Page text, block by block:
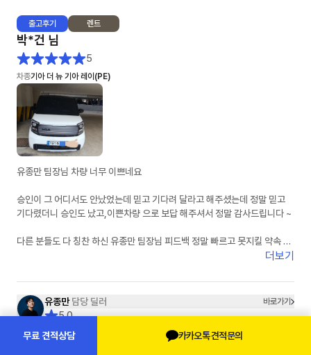
출고후기 렌트
박*건 님
5
차종기아 더 뉴 기아 레이(PE)
유종만 팀장님 차량 너무 이쁘네요
승인이 그 어디서도 안났었는데 믿고 기다려 달라고 해주셨는데 정말 믿고
기다렸더니 승인도 났고,이쁜차량 으로 보답 해주셔서 정말 감사드립니다 ~
다른 분들도 다 칭찬 하신 유종만 팀장님 피드백 정말 빠르고 못지킬 약속 안
잘 탈께요 유팀장님 감사드려요
더보기
유종만 담당 딜러 바로가기
5.0
고객님이 선택하실 유종은 유종만 입니다.
카카오톡 견적문의
무료 견적상담